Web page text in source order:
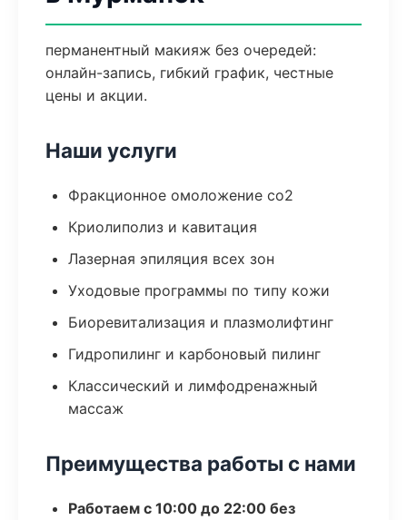
перманентный макияж без очередей:
онлайн-запись, гибкий график, честные
цены и акции.
Наши услуги
Фракционное омоложение co2
Криолиполиз и кавитация
Лазерная эпиляция всех зон
Уходовые программы по типу кожи
Биоревитализация и плазмолифтинг
Гидропилинг и карбоновый пилинг
Классический и лимфодренажный
массаж
Преимущества работы с нами
Работаем с 10:00 до 22:00 без